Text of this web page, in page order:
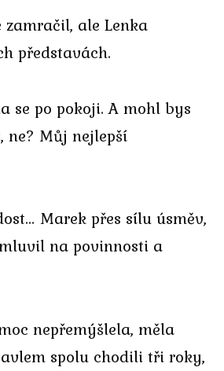
ale Lenka
představách.
se po pokoji. A mohl bys
Můj nejlepší
Marek přes sílu úsměv,
na povinnosti a
nepřemýšlela, měla
spolu chodili tři roky,